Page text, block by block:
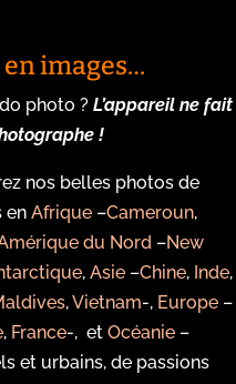
images…
photo ?L’appareil ne fait
!
nos belles photos de
enAfrique –Cameroun,
du Nord –New
,Asie –Chine, Inde,
,Vietnam-, Europe –
, France-, etOcéanie –
et urbains, de passions